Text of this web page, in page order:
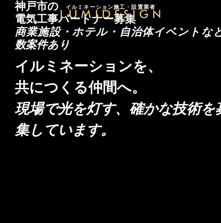
イルミネーション施工・設置業者
神戸市の
電気工事パートナー募集
商業施設・ホテル・自治体イベントな
数案件あり
イルミネーションを、
共につくる仲間へ。
現場で光を灯す、確かな技術を
集しています。